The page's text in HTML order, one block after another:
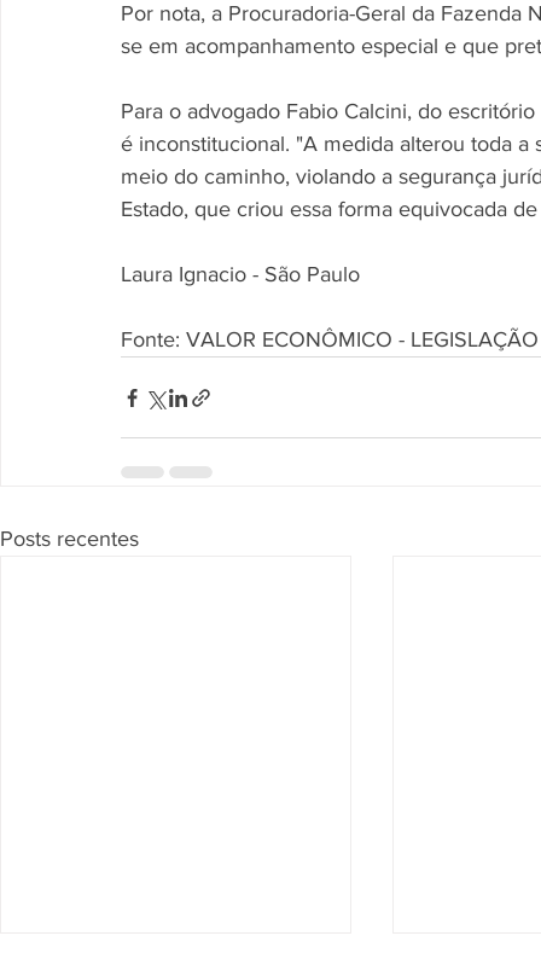
Por nota, a Procuradoria-Geral da Fazenda
se em acompanhamento especial e que
Para o advogado Fabio Calcini, do
é inconstitucional. "A medida alterou toda
meio do caminho, violando a segurança
Estado, que criou essa forma equivocada
Laura Ignacio - São Paulo
Fonte: VALOR ECONÔMICO -
Posts recentes